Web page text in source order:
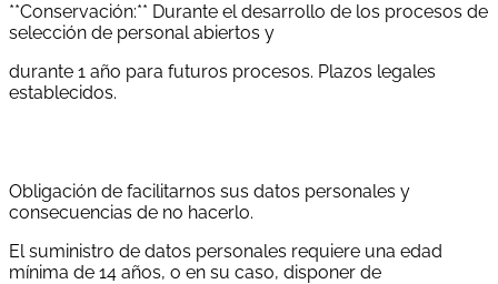
**Conservación:** Durante el desarrollo de los procesos de
selección de personal abiertos y
durante 1 año para futuros procesos. Plazos legales
establecidos.
Obligación de facilitarnos sus datos personales y
consecuencias de no hacerlo.
El suministro de datos personales requiere una edad
mínima de 14 años, o en su caso, disponer de